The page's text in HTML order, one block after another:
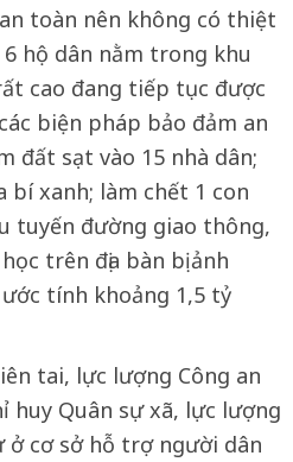
toàn nên không có thiệt
hộ dân nằm trong khu
cao đang tiếp tục được
biện pháp bảo đảm an
đất sạt vào 15 nhà dân;
bí xanh; làm chết 1 con
tuyến đường giao thông,
trên địa bàn bị ảnh
tính khoảng 1,5 tỷ
tai, lực lượng Công an
huy Quân sự xã, lực lượng
cơ sở hỗ trợ người dân